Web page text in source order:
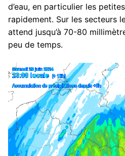
d’eau, en particulier les
rapidement. Sur les secteurs
attend jusqu’à 70-80
peu de temps.